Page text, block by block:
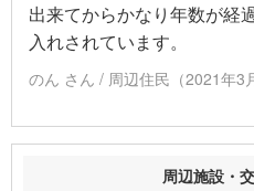
出来てからかなり年数が経
入れされています。
のん さん / 周辺住民（2021年3
周辺施設・